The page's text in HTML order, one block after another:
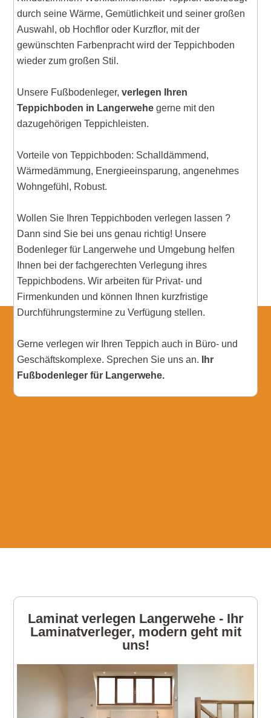
durch seine Wärme, Gemütlichkeit und seiner großen
Auswahl, ob Hochflor oder Kurzflor, mit der
gewünschten Farbenpracht wird der Teppichboden
wieder zum großen Stil.
Unsere Fußbodenleger,verlegen Ihren
Teppichboden in Langerwehe gerne mit den
dazugehörigen Teppichleisten.
Vorteile von Teppichboden: Schalldämmend,
Wärmedämmung, Energieeinsparung, angenehmes
Wohngefühl, Robust.
Wollen Sie Ihren Teppichboden verlegen lassen ?
Dann sind Sie bei uns genau richtig! Unsere
Bodenleger für Langerwehe und Umgebung helfen
Ihnen bei der fachgerechten Verlegung ihres
Teppichbodens. Wir arbeiten für Privat- und
Firmenkunden und können Ihnen kurzfristige
Durchführungstermine zu Verfügung stellen.
Gerne verlegen wir Ihren Teppich auch in Büro- und
Geschäftskomplexe. Sprechen Sie uns an.
Ihr
Fußbodenleger für Langerwehe.
Laminat verlegen Langerwehe - Ihr
Laminatverleger, modern geht mit
uns!